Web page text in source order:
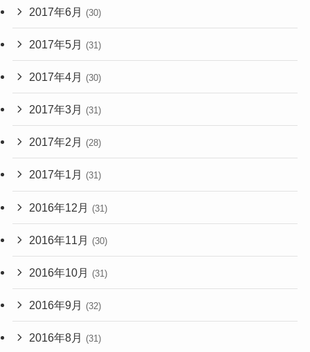
2017年6月 (30)
2017年5月 (31)
2017年4月 (30)
2017年3月 (31)
2017年2月 (28)
2017年1月 (31)
2016年12月 (31)
2016年11月 (30)
2016年10月 (31)
2016年9月 (32)
2016年8月 (31)